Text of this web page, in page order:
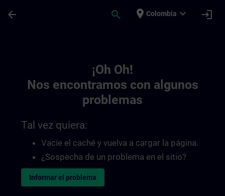
arrow_back search place Colombia expand_more login
¡Oh Oh!
Nos encontramos con algunos
problemas
Tal vez quiera:
Vacíe el caché y vuelva a cargar la página.
¿Sospecha de un problema en el sitio?
Informar el problema